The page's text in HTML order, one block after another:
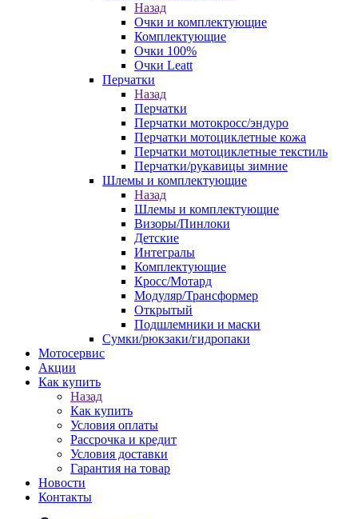
Назад
Очки и комплектующие
Комплектующие
Очки 100%
Очки Leatt
Перчатки
Назад
Перчатки
Перчатки мотокросс/эндуро
Перчатки мотоциклетные кожа
Перчатки мотоциклетные текстиль
Перчатки/рукавицы зимние
Шлемы и комплектующие
Назад
Шлемы и комплектующие
Визоры/Пинлоки
Детские
Интегралы
Комплектующие
Кросс/Мотард
Модуляр/Трансформер
Открытый
Подшлемники и маски
Сумки/рюкзаки/гидропаки
Мотосервис
Акции
Как купить
Назад
Как купить
Условия оплаты
Рассрочка и кредит
Условия доставки
Гарантия на товар
Новости
Контакты